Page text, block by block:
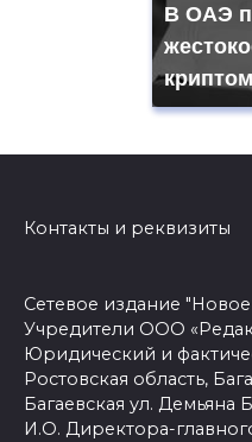
В ОАЭ
Контакты и реквизиты
Сетевое издание
Учредители ООО
Юридический и
Ростовская область,
Багаевская ул. Демьяна
И.О. Директора-